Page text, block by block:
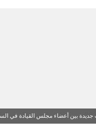
جديدة بين أعضاء مجلس القيادة في